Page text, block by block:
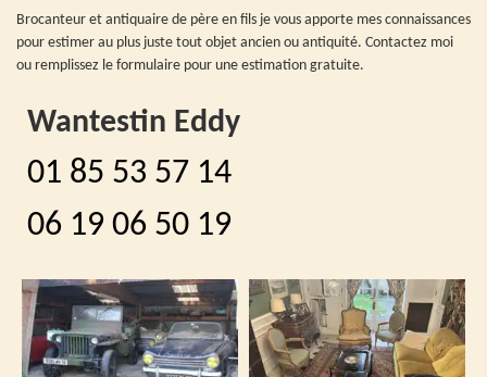
Brocanteur et antiquaire de père en fils je vous apporte mes connaissances
pour estimer au plus juste tout objet ancien ou antiquité. Contactez moi
ou remplissez le formulaire pour une estimation gratuite.
Wantestin Eddy
01 85 53 57 14
06 19 06 50 19